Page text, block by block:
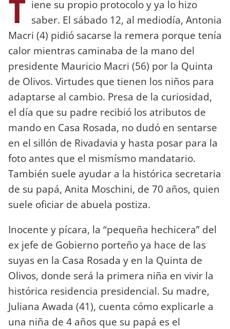
T iene su propio protocolo y ya lo hizo
saber. El sábado 12, al mediodía, Antonia
Macri (4) pidió sacarse la remera porque tenía
calor mientras caminaba de la mano del
presidente Mauricio Macri (56) por la Quinta
de Olivos. Virtudes que tienen los niños para
adaptarse al cambio. Presa de la curiosidad,
el día que su padre recibió los atributos de
mando en Casa Rosada, no dudó en sentarse
en el sillón de Rivadavia y hasta posar para la
foto antes que el mismísmo mandatario.
También suele ayudar a la histórica secretaria
de su papá, Anita Moschini, de 70 años, quien
suele oficiar de abuela postiza.
Inocente y pícara, la “pequeña hechicera” del
ex jefe de Gobierno porteño ya hace de las
suyas en la Casa Rosada y en la Quinta de
Olivos, donde será la primera niña en vivir la
histórica residencia presidencial. Su madre,
Juliana Awada (41), cuenta cómo explicarle a
una niña de 4 años que su papá es el